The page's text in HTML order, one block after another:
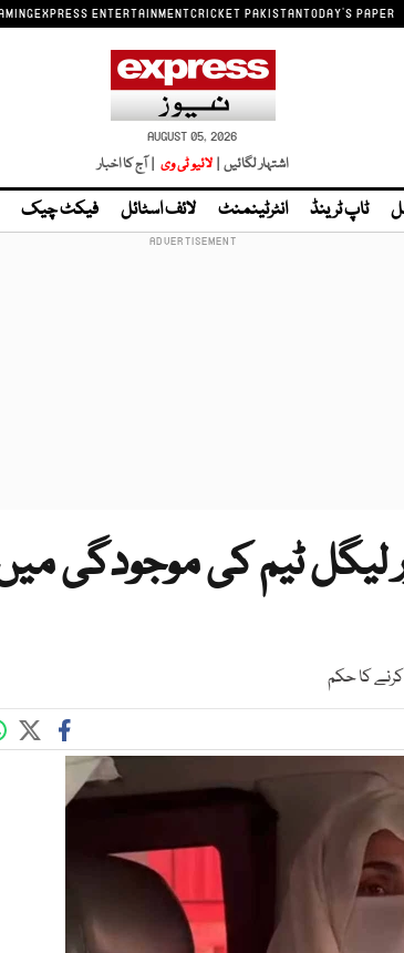
EXPRESS ENTERTAINMENTCRICKET PAKISTANTODAY'S PAPER
AUGUST 05, 2026
اشتہار لگائیں | لائیو ٹی وی | آج کا اخبار
ٹاپ ٹرینڈ انٹرٹینمنٹ لائف اسٹائل فیکٹ چیک
لیگل ٹیم کی موجودگی
کا حکم